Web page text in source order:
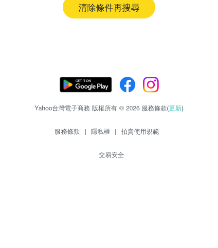
清除條件再搜尋
Yahoo台灣電子商務 版權所有 © 2026 服務條款(更新)
服務條款 | 隱私權 | 拍賣使用規範
交易安全